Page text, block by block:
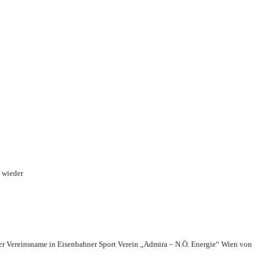
wieder
Vereinsname in Eisenbahner Sport Verein „Admira – N.Ö. Energie“ Wien von